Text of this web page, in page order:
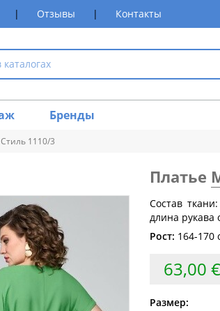
| Отзывы | Контакты
Бренды
1110/3
(см) Обхват талии (см)
88
Платье
Состав
длина рукава
Рост: 164-170
63,00 €
Размер: